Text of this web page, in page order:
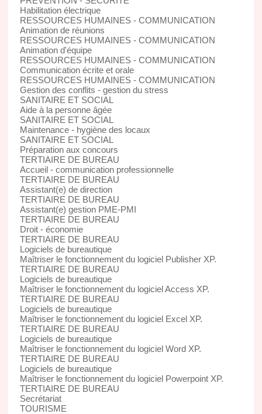
Habilitation électrique
RESSOURCES HUMAINES - COMMUNICATION
Animation de réunions
RESSOURCES HUMAINES - COMMUNICATION
Animation d'équipe
RESSOURCES HUMAINES - COMMUNICATION
Communication écrite et orale
RESSOURCES HUMAINES - COMMUNICATION
Gestion des conflits - gestion du stress
SANITAIRE ET SOCIAL
Aide à la personne âgée
SANITAIRE ET SOCIAL
Maintenance - hygiène des locaux
SANITAIRE ET SOCIAL
Préparation aux concours
TERTIAIRE DE BUREAU
Accueil - communication professionnelle
TERTIAIRE DE BUREAU
Assistant(e) de direction
TERTIAIRE DE BUREAU
Assistant(e) gestion PME-PMI
TERTIAIRE DE BUREAU
Droit - économie
TERTIAIRE DE BUREAU
Logiciels de bureautique
Maîtriser le fonctionnement du logiciel Publisher XP.
TERTIAIRE DE BUREAU
Logiciels de bureautique
Maîtriser le fonctionnement du logiciel Access XP.
TERTIAIRE DE BUREAU
Logiciels de bureautique
Maîtriser le fonctionnement du logiciel Excel XP.
TERTIAIRE DE BUREAU
Logiciels de bureautique
Maîtriser le fonctionnement du logiciel Word XP.
TERTIAIRE DE BUREAU
Logiciels de bureautique
Maîtriser le fonctionnement du logiciel Powerpoint XP.
TERTIAIRE DE BUREAU
Secrétariat
TOURISME